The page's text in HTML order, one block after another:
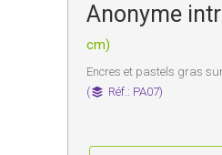
Anonyme
cm)
Encres et pastels gras
(
Réf.: PA07)